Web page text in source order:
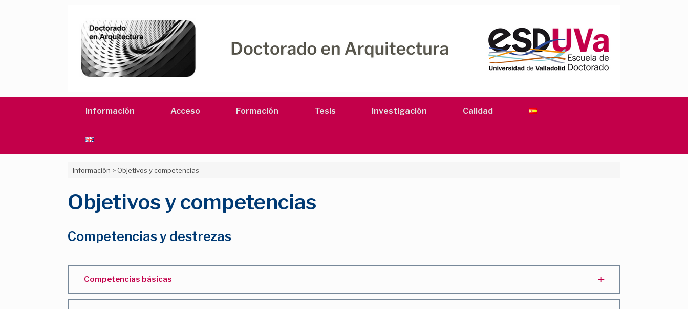
Información Acceso Formación Tesis Investigación Calidad
Información > Objetivos y competencias
Objetivos y competencias
Competencias y destrezas
Competencias básicas